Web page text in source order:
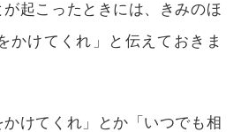
起こったときには、きみのほ
かけてくれ」と伝えておきま
かけてくれ」とか「いつでも相